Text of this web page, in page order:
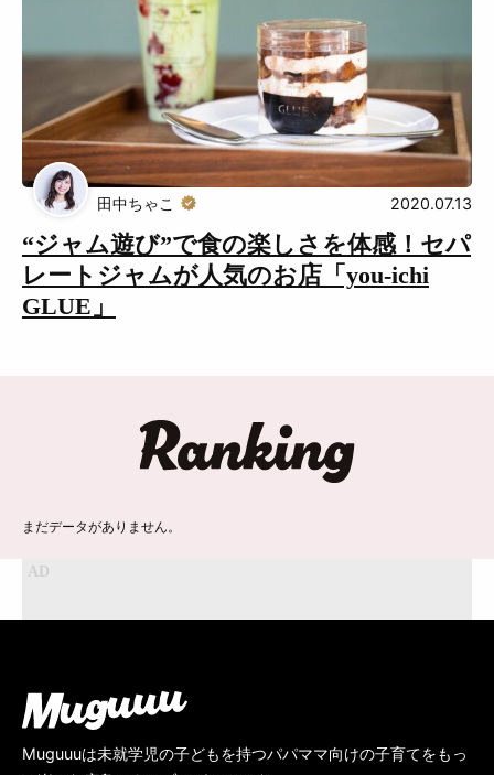
“ジャム遊び”で食の楽しさを体感！セパ
レートジャムが人気のお店「you-ichi
GLUE」
田中ちゃこ 2020.07.13
まだデータがありません。
Muguuuは未就学児の子どもを持つパパママ向けの子育てをもっ